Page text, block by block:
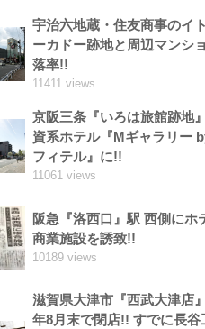
宇治六地蔵・住友商事のイ
ーカドー跡地と周辺マンシ
落率!!
11411 views
京阪三条『いろは旅館跡地
資系ホテル『Mギャラリー
フィテル』に!!
11061 views
阪急『洛西口』駅 西側にホ
商業施設を誘致!!
10189 views
滋賀県大津市『西武大津店
年8月末で閉店!! すでに長谷